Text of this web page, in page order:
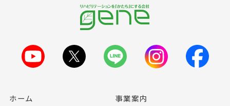
ホーム 事業案内